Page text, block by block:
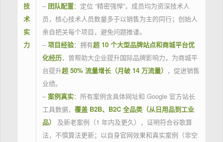
技
术
实
力
– 团队配置：定位 “精密强悍”，成员均为资深技术人
员，核心技术人员数量多于以销售为主的同行；创始人
亲自把关每个项目，避免问题推诿。
– 项目经验：拥有超 10 个大型品牌站点和商城平台优
化经历，曾帮助大企业提升国际品牌影响力，为商城平
台提升超 50% 流量增长（月破 14 万流量） ，促进销售
业绩。
– 案例真实：所有案例含具体网址和 Google 官方站长
工具数据， 覆盖 B2B、B2C 全品类（从日用品到工业
品）
及新老案例（1 年内及更久），证明符合谷歌算
法，不惧算法更新；以自身官网效果和真实案例（非空